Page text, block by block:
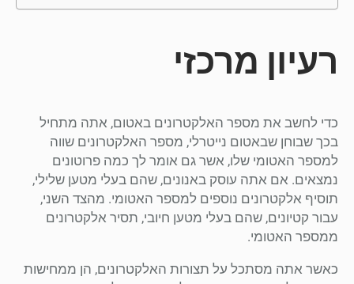
רעיון מרכזי
כדי לחשב את מספר האלקטרונים באטום, אתה מתחיל
בכך שבוחן שבאטום נייטרלי, מספר האלקטרונים שווה
למספר האטומי שלו, אשר גם אומר לך כמה פרוטונים
נמצאים. אם אתה עוסק באנונים, שהם בעלי מטען שלילי,
תוסיף אלקטרונים נוספים למספר האטומי. מהצד השני,
עבור קטיונים, שהם בעלי מטען חיובי, תסיר אלקטרונים
ממספר האטומי.
כאשר אתה מסתכל על תצורות האלקטרונים, הן ממחישות